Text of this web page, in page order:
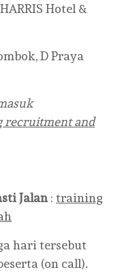
Hotel &
D Praya
recruitment and
Jalan: training
hari tersebut
(on call).